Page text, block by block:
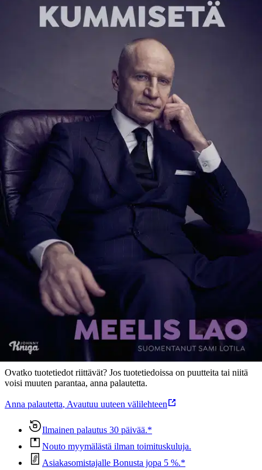
Tuotekuvaus
Tosielämän gangsteritarina Tallinnan pimeiltä kujilta. 90-luvun alun
Viro oli ”rosvojen Riviera”, jota ryösti ja hallitsi venäläinen mafia –
kunnes Tallinnan kaduilla ja nyrkkeilysaleilla kasvanut Meelis Lao
Miltä tuntuu tulla ammutuksi, ei kerran tai
kahdesti, vaan seitsemän kertaa? Kuinka pukeutua lounaalle
oligarkin kanssa – valitako istuva puku vai sellainen, jonka alle
mahtuu myös luotiliivi? Huipulle päästäkseen on tehtävä kovasti
töitä, mutta siellä pysyminen vasta töitä vaatiikin.
Muistelmateoksessaan Viron mafian kummisetä Meelis Lao kertoo
elämästään 90-luvun Virossa ja Venäjällä, loistokkaan likaisessa ja
gangsterien hallitsemassa maailmassa. Hän tarjoaa ainutlaatuisen
näkökulman Venäjän mafiaan ja kertoo, miten hallituksen ja
rikollispomojen väliset siteet, salaiset sopimukset ja kulissien takaiset
vedätykset muovasivat myös Vladimir Putinin nousua valtaan.
Meelis Lao (s. 1966) on virolainen liikemies ja entinen
järjestäytyneen rikollisuuden johtohahmo, joka puhuu sujuvasti
Näytä lisää tuotekuvausta
Ominaisuudet
Oletko tyytyväinen tuotetietoihin?
Ovatko tuotetiedot riittävät? Jos tuotetiedoissa on puutteita tai niitä
voisi muuten parantaa, anna palautetta.
Anna palautetta, Avautuu uuteen välilehteen
Ilmainen palautus 30 päivää.*
Nouto myymälästä ilman toimituskuluja.
Asiakasomistajalle Bonusta jopa 5 %.*